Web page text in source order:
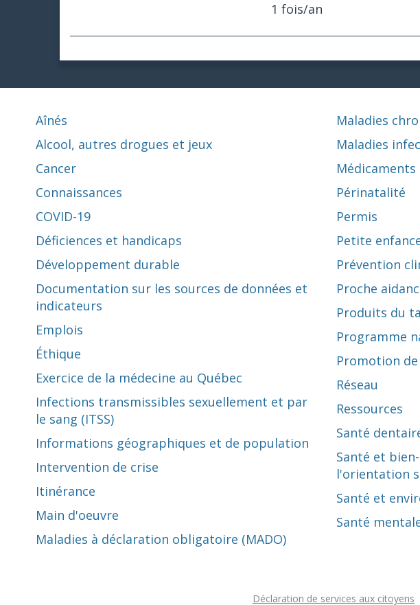
1 fois/an
Aînés
Alcool, autres drogues et jeux
Cancer
Connaissances
COVID-19
Déficiences et handicaps
Développement durable
Documentation sur les sources de données et
indicateurs
Emplois
Éthique
Exercice de la médecine au Québec
Infections transmissibles sexuellement et par
le sang (ITSS)
Informations géographiques et de population
Intervention de crise
Itinérance
Main d'oeuvre
Maladies à déclaration obligatoire (MADO)
Maladies
Maladies
Médicaments
Périnatalité
Permis
Petite
Prévention
Proche
Produits du
Programme
Promotion
Réseau
Ressources
Santé
Santé et
l'orientation
Santé et
Santé
Déclaration de services aux citoyens